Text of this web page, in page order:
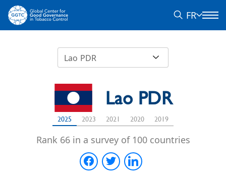
FR
Lao PDR
Lao PDR
2025 2023 2021 2020 2019
Rank 66 in a survey of 100 countries